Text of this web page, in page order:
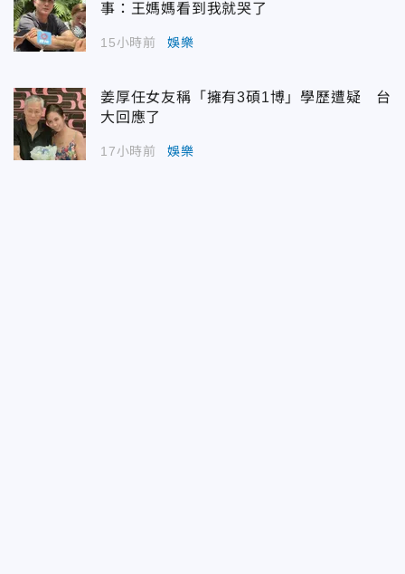
事：王媽媽看到我就哭了
15小時前 娛樂
姜厚任女友稱「擁有3碩1博」學歷遭疑 台
大回應了
17小時前 娛樂